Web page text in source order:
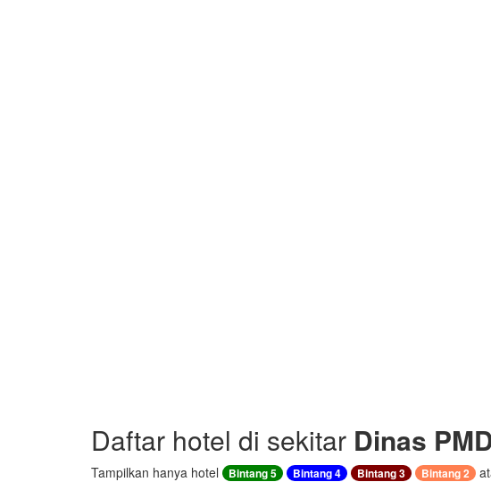
Daftar hotel di sekitar Dinas
Tampilkan hanya hotel Bintang 5 Bintang 4 Bintang 3 Bintang 2